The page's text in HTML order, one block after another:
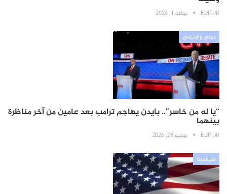
EDITOR يوليو 1, 2026
دولي واقليمي
“يا له من خاسر”.. بايدن يهاجم ترامب بعد عامين من آخر مناظرة
بينهما
EDITOR يونيو 28, 2026
سياسية